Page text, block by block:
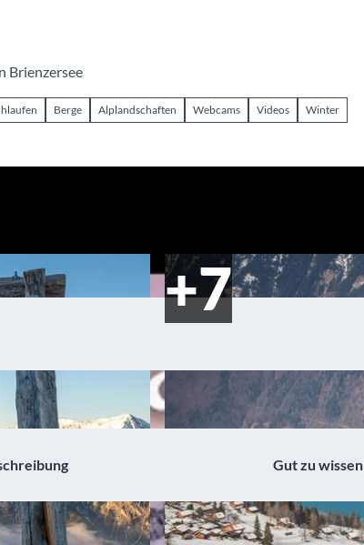
Brienzersee
Berge Alplandschaften Webcams Videos Winter
Gut zu wissen